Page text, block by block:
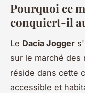
Pourquoi ce
conquiert-il
Le Dacia Jogger
sur le marché des
réside dans cette
accessible et